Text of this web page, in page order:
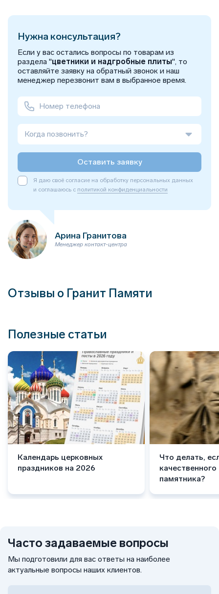
Нужна консультация?
Если у вас остались вопросы по товарам из
раздела "цветники и надгробные плиты", то
оставляйте заявку на обратный звонок и наш
менеджер перезвонит вам в выбранное время.
Когда позвонить?
Оставить заявку
Я даю своё согласие на обработку персональных данных
и соглашаюсь с политикой конфиденциальности
Арина Гранитова
Менеджер контакт-центра
Отзывы о Гранит Памяти
Полезные статьи
Календарь церковных
праздников на 2026
Что делать,
памятника?
Часто задаваемые вопросы
Мы подготовили для вас ответы на наиболее
актуальные вопросы наших клиентов.